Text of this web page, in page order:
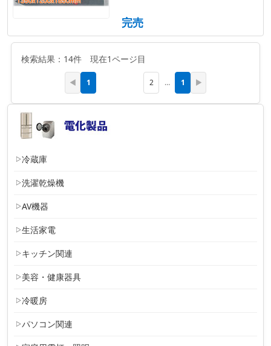
冷蔵庫
洗濯乾燥機
AV機器
生活家電
キッチン関連
美容・健康器具
冷暖房
パソコン関連
完売
検索結果：14件 現在1ページ目
◀ 1 2 … 1 ▶